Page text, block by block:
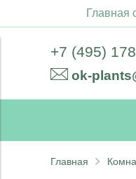
Главная
+7 (495)
ok-
Главная